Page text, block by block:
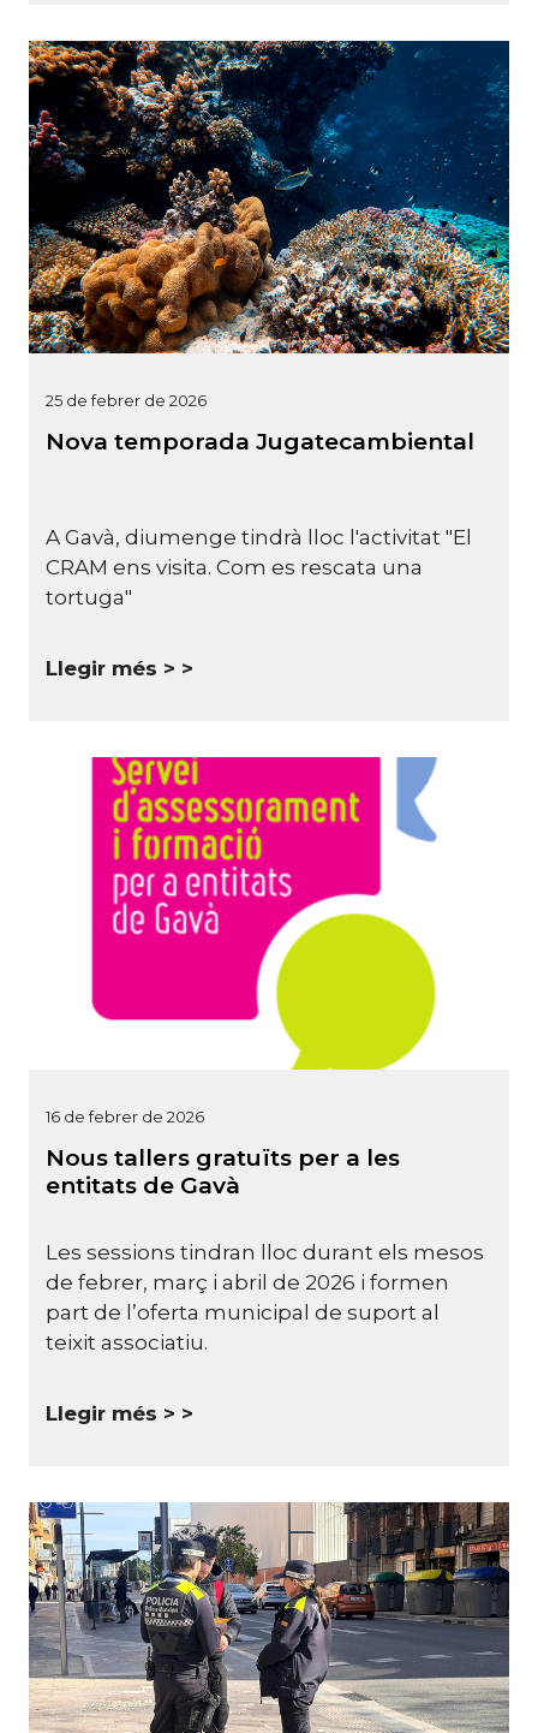
25 de febrer de 2026
Nova temporada Jugatecambiental
A Gavà, diumenge tindrà lloc l'activitat "El
CRAM ens visita. Com es rescata una
tortuga"
Llegir més >
16 de febrer de 2026
Nous tallers gratuïts per a les
entitats de Gavà
Les sessions tindran lloc durant els mesos
de febrer, març i abril de 2026 i formen
part de l’oferta municipal de suport al
teixit associatiu.
Llegir més >